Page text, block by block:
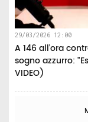
29/03/2026 12:00
A 146 all’ora
sogno azzurro:
VIDEO)